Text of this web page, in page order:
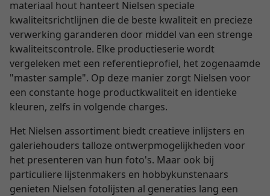
materiaal hout hanteert Nielsen speciale
kwaliteitsrichtlijnen die de beste kwaliteit en precieze
verwerking garanderen door middel van een strenge
kwaliteitscontrole. Elke productieserie wordt
vergeleken met een referentieprofiel, het zogenaamde
"master sample". Op deze manier zorgt Nielsen voor
een constante hoge productkwaliteit en identieke
kleuren, zelfs in volgende charges.
Het Nielsen assortiment biedt creatieve inlijsters en
galeriehouders talloze ontwerpmogelijkheden voor
het presenteren van hun foto's. Maar ook bij
particuliere lijstenmakers en hobbykunstenaars
genieten Nielsen fotolijsten al generaties lang een